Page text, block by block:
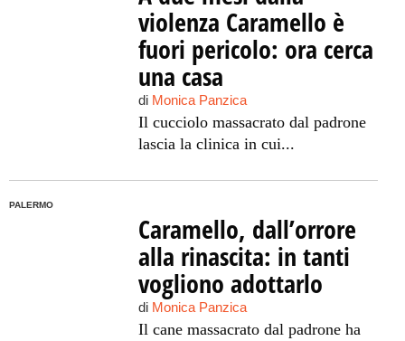
violenza Caramello è
fuori pericolo: ora cerca
una casa
di Monica Panzica
Il cucciolo massacrato dal padrone
lascia la clinica in cui...
PALERMO
Caramello, dall’orrore
alla rinascita: in tanti
vogliono adottarlo
di Monica Panzica
Il cane massacrato dal padrone ha